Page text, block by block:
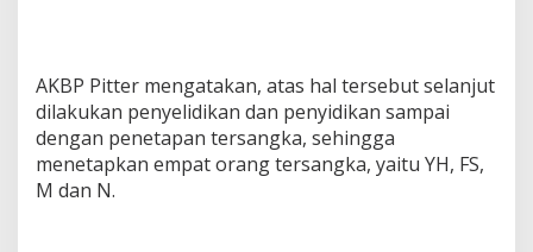
AKBP Pitter mengatakan, atas hal tersebut selanjut
dilakukan penyelidikan dan penyidikan sampai
dengan penetapan tersangka, sehingga
menetapkan empat orang tersangka, yaitu YH, FS,
M dan N.